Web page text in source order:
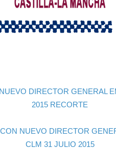
NUEVO DIRECTOR
CLM 31 JULIO 2015